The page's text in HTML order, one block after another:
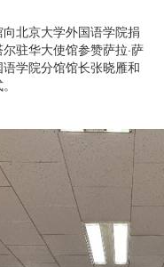
北京大学外国语学院捐
驻华大使馆参赞萨拉·萨
学院分馆馆长张晓雁和